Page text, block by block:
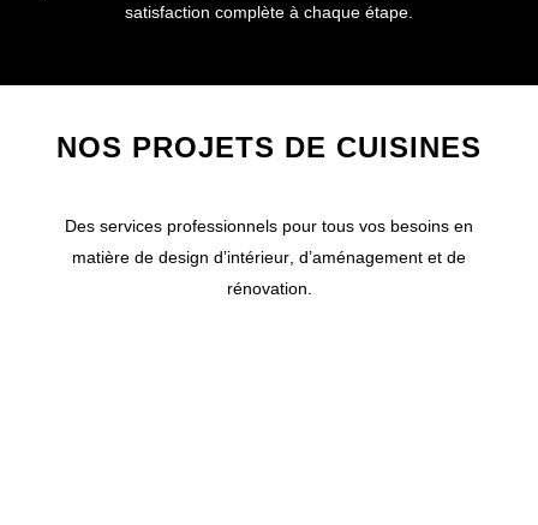
satisfaction complète à chaque étape.
NOS PROJETS DE CUISINES
Des services professionnels pour tous vos besoins en
matière de design d’intérieur d’aménagement et de
rénovation